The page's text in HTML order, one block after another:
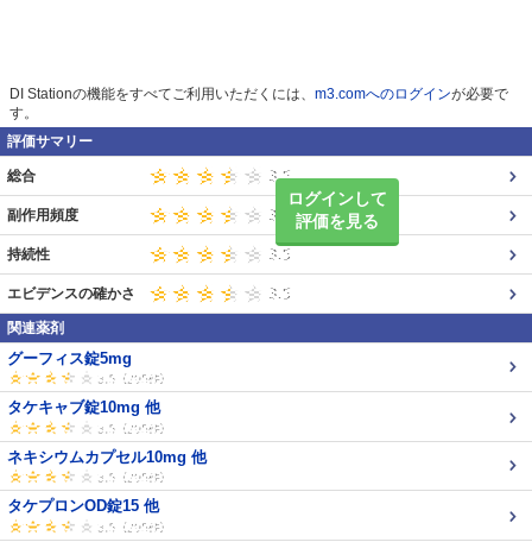
DI Stationの機能をすべてご利用いただくには、 m3.comへのログインが必要で
す。
評価サマリー
ログインして
評価を見る
総合
副作用頻度
持続性
エビデンスの確かさ
関連薬剤
グーフィス錠5mg
タケキャブ錠10mg 他
ネキシウムカプセル10mg 他
タケプロンOD錠15 他